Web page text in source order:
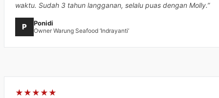
waktu. Sudah 3 tahun langganan, selalu puas dengan Molly.”
P Ponidi
Owner Warung Seafood ‘Indrayanti’
★★★★★